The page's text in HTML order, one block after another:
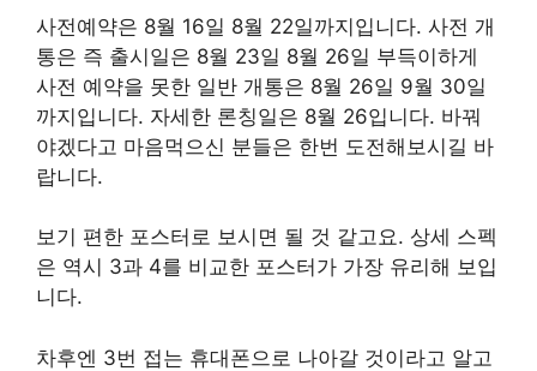
사전예약은 8월 16일 8월 22일까지입니다. 사전 개
통은 즉 출시일은 8월 23일 8월 26일 부득이하게
사전 예약을 못한 일반 개통은 8월 26일 9월 30일
까지입니다. 자세한 론칭일은 8월 26입니다. 바꿔
야겠다고 마음먹으신 분들은 한번 도전해보시길 바
랍니다.
보기 편한 포스터로 보시면 될 것 같고요. 상세 스펙
은 역시 3과 4를 비교한 포스터가 가장 유리해 보입
니다.
차후엔 3번 접는 휴대폰으로 나아갈 것이라고 알고